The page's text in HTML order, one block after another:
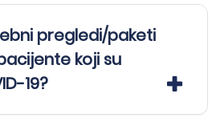
pregledi/paketi
koji su
19?